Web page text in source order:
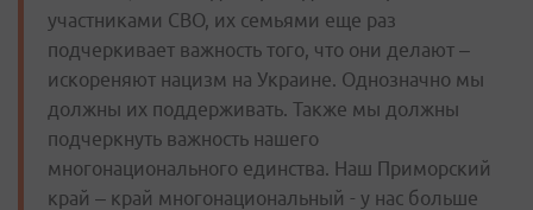
участниками СВО, их семьями еще раз
подчеркивает важность того, что они делают –
искореняют нацизм на Украине. Однозначно мы
должны их поддерживать. Также мы должны
подчеркнуть важность нашего
многонационального единства. Наш Приморский
край – край многонациональный - у нас больше